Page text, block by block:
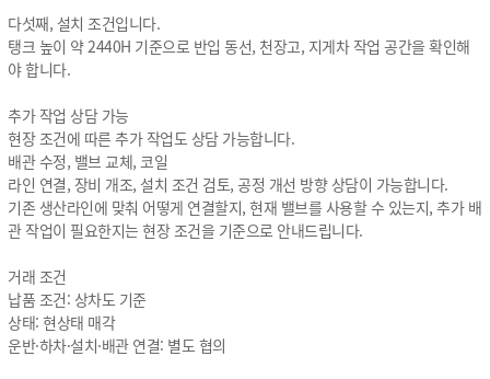
다섯째, 설치 조건입니다.
탱크 높이 약 2440H 기준으로 반입 동선, 천장고, 지게차 작업 공간을 확인해
야 합니다.
추가 작업 상담 가능
현장 조건에 따른 추가 작업도 상담 가능합니다.
배관 수정, 밸브 교체, 코일
라인 연결, 장비 개조, 설치 조건 검토, 공정 개선 방향 상담이 가능합니다.
기존 생산라인에 맞춰 어떻게 연결할지, 현재 밸브를 사용할 수 있는지, 추가 배
관 작업이 필요한지는 현장 조건을 기준으로 안내드립니다.
거래 조건
납품 조건: 상차도 기준
상태: 현상태 매각
운반·하차·설치·배관 연결: 별도 협의